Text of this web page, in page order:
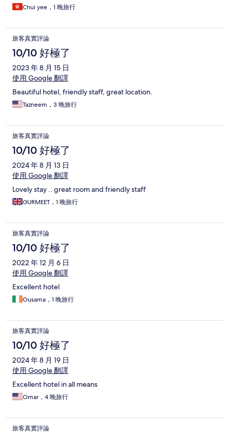
Chui yee，1 晚旅行
旅客真實評論
10/10 好極了
2023 年 8 月 15 日
使用 Google 翻譯
Beautiful hotel, friendly staff, great location.
Tazneem，3 晚旅行
旅客真實評論
10/10 好極了
2024 年 8 月 13 日
使用 Google 翻譯
Lovely stay .. great room and friendly staff
GURMEET，1 晚旅行
旅客真實評論
10/10 好極了
2022 年 12 月 6 日
使用 Google 翻譯
Excellent hotel
Ousama，1 晚旅行
旅客真實評論
10/10 好極了
2024 年 8 月 19 日
使用 Google 翻譯
Excellent hotel in all means
Omar，4 晚旅行
旅客真實評論